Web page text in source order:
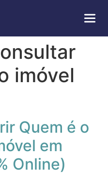
imóvel
Quem é o
em
Online)